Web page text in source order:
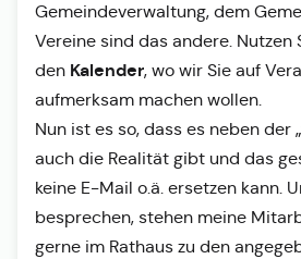
Gemeindeverwaltung, dem
Vereine sind das andere. Nutzen
den Kalender, wo wir Sie auf
aufmerksam machen wollen.
Nun ist es so, dass es neben der
auch die Realität gibt und das
keine E-Mail o.ä. ersetzen kann.
besprechen, stehen meine
gerne im Rathaus zu den